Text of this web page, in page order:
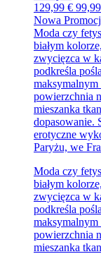
129,99 €
Nowa
Moda czy
białym
zwycięzca w
podkreśla
powierzchnia
mieszanka
dopasowanie.
erotyczne
Paryżu, we
Moda czy
białym
zwycięzca w
podkreśla
powierzchnia
mieszanka